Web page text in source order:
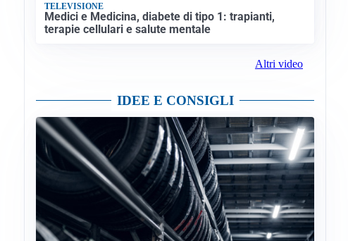
TELEVISIONE
Medici e Medicina, diabete di tipo 1: trapianti,
terapie cellulari e salute mentale
Altri video
IDEE E CONSIGLI